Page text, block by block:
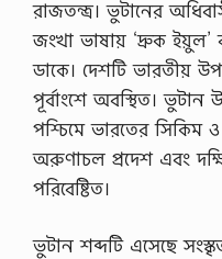
রাজতন্ত্র। ভুটানের
জংখা ভাষায় ‘দ্রুক ইয়ুল’
ডাকে। দেশটি ভারতীয়
পূর্বাংশে অবস্থিত। ভুটান
পশ্চিমে ভারতের সিকিম ও
অরুণাচল প্রদেশ এবং
পরিবেষ্টিত।
ভুটান শব্দটি এসেছে